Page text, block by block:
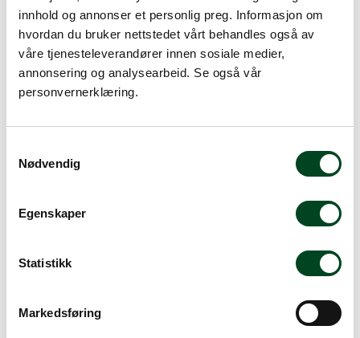
innhold og annonser et personlig preg. Informasjon om
hvordan du bruker nettstedet vårt behandles også av
våre tjenesteleverandører innen sosiale medier,
annonsering og analysearbeid. Se også vår
personvernerklæring.
Nødvendig
Egenskaper
Statistikk
Markedsføring
Alternative produkter